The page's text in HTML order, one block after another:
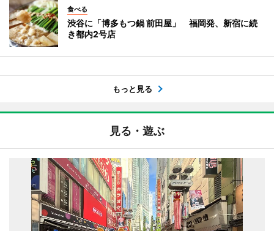
食べる
渋谷に「博多もつ鍋 前田屋」 福岡発、新宿に続
き都内2号店
もっと見る
見る・遊ぶ